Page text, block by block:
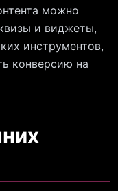
можно
и виджеты,
инструментов,
конверсию на